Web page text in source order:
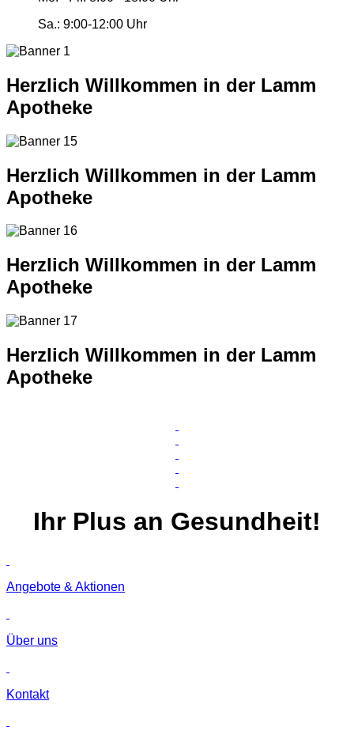
Sa.: 9:00-12:00 Uhr
Herzlich Willkommen in der Lamm
Apotheke
Herzlich Willkommen in der Lamm
Apotheke
Herzlich Willkommen in der Lamm
Apotheke
Herzlich Willkommen in der Lamm
Apotheke
Ihr Plus an Gesundheit!
Angebote & Aktionen
Über uns
Kontakt